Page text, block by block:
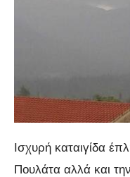
Ισχυρή καταιγίδα
Πουλάτα αλλά και